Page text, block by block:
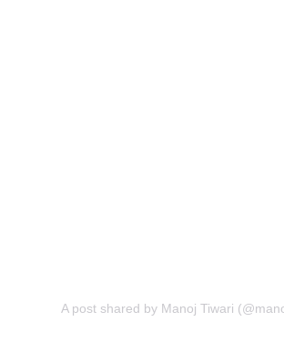
A post shared by Manoj Tiwari